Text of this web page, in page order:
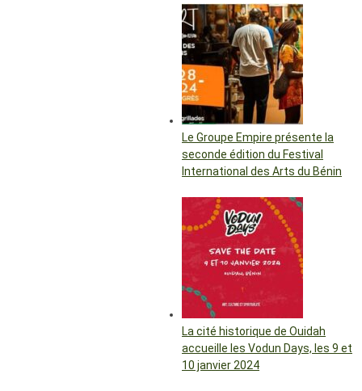
Le Groupe Empire présente la
seconde édition du Festival
International des Arts du Bénin
La cité historique de Ouidah
accueille les Vodun Days, les 9 et
10 janvier 2024